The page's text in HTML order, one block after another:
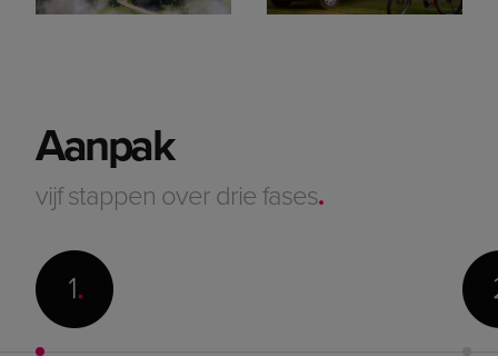
Aanpak
vijf stappen over drie fases.